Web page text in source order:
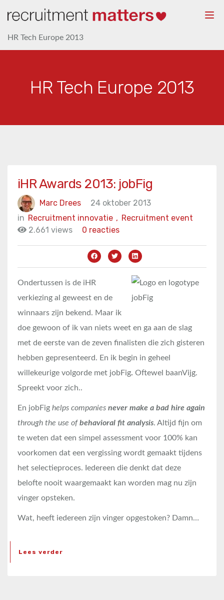
HR Tech Europe 2013
HR Tech Europe 2013
iHR Awards 2013: jobFig
Marc Drees
24 oktober 2013
in
Recruitment event
Recruitment innovatie ,
2.661 views
0 reacties
Ondertussen is de iHR
verkiezing al geweest en de
winnaars zijn bekend. Maar ik
doe gewoon of ik van niets weet en ga aan de slag
met de eerste van de zeven finalisten die zich gisteren
hebben gepresenteerd. En ik begin in geheel
willekeurige volgorde met jobFig. Oftewel baanVijg.
Spreekt voor zich..
En jobFig helps companies never make a bad hire again
through the use ofbehavioral fit analysis. Altijd fijn om
te weten dat een simpel assessment voor 100% kan
voorkomen dat een vergissing wordt gemaakt tijdens
het selectieproces. Iedereen die denkt dat deze
belofte nooit waargemaakt kan worden mag nu zijn
vinger opsteken.
Wat, heeft iedereen zijn vinger opgestoken? Damn…
Lees verder